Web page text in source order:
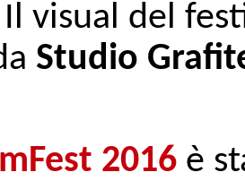
visual del
Studio
2016 è